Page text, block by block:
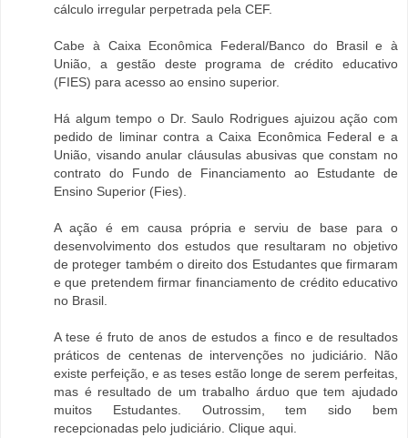
cálculo irregular perpetrada pela CEF.
Cabe à Caixa Econômica Federal/Banco do Brasil e à
União, a gestão deste programa de crédito educativo
(FIES) para acesso ao ensino superior.
Há algum tempo o Dr. Saulo Rodrigues ajuizou ação com
pedido de liminar contra a Caixa Econômica Federal e a
União, visando anular cláusulas abusivas que constam no
contrato do Fundo de Financiamento ao Estudante de
Ensino Superior (Fies).
A ação é em causa própria e serviu de base para o
desenvolvimento dos estudos que resultaram no objetivo
de proteger também o direito dos Estudantes que firmaram
e que pretendem firmar financiamento de crédito educativo
no Brasil.
A tese é fruto de anos de estudos a finco e de resultados
práticos de centenas de intervenções no judiciário. Não
existe perfeição, e as teses estão longe de serem perfeitas,
mas é resultado de um trabalho árduo que tem ajudado
muitos Estudantes. Outrossim, tem sido bem
recepcionadas pelo judiciário. Clique aqui.